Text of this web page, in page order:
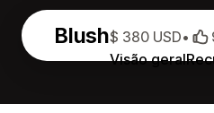
Blush
Visão geral
$ 380 USD•